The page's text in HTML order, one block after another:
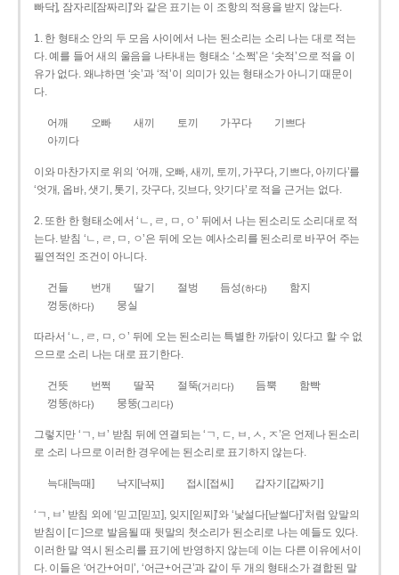
빠닥], 잠자리[잠짜리]’와 같은 표기는 이 조항의 적용을 받지 않는다.
1. 한 형태소 안의 두 모음 사이에서 나는 된소리는 소리 나는 대로 적는
다. 예를 들어 새의 울음을 나타내는 형태소 ‘소쩍’은 ‘솟적’으로 적을 이
유가 없다. 왜냐하면 ‘솟’과 ‘적’이 의미가 있는 형태소가 아니기 때문이
다.
어깨 오빠 새끼 토끼 가꾸다
기쁘다
아끼다
이와 마찬가지로 위의 ‘어깨, 오빠, 새끼, 토끼, 가꾸다, 기쁘다, 아끼다’를
‘엇개, 옵바, 샛기, 톳기, 갓구다, 깃브다, 앗기다’로 적을 근거는 없다.
2. 또한 한 형태소에서 ‘ㄴ, ㄹ, ㅁ, ㅇ’ 뒤에서 나는 된소리도 소리대로 적
는다. 받침 ‘ㄴ, ㄹ, ㅁ, ㅇ’은 뒤에 오는 예사소리를 된소리로 바꾸어 주는
필연적인 조건이 아니다.
건들 번개 딸기 절벙 듬성(하다)
함지
껑둥(하다) 뭉실
따라서 ‘ㄴ, ㄹ, ㅁ, ㅇ’ 뒤에 오는 된소리는 특별한 까닭이 있다고 할 수 없
으므로 소리 나는 대로 표기한다.
건뜻 번쩍 딸꾹 절뚝(거리다) 듬뿍
함빡
껑뚱(하다) 뭉뚱(그리다)
그렇지만 ‘ㄱ, ㅂ’ 받침 뒤에 연결되는 ‘ㄱ, ㄷ, ㅂ, ㅅ, ㅈ’은 언제나 된소리
로 소리 나므로 이러한 경우에는 된소리로 표기하지 않는다.
늑대[늑때] 낙지[낙찌] 접시[접씨] 갑자기[갑짜기]
‘ㄱ, ㅂ’ 받침 외에 ‘믿고[믿꼬], 잊지[읻찌]’와 ‘낯설다[낟썰다]’처럼 앞말의
받침이 [ㄷ]으로 발음될 때 뒷말의 첫소리가 된소리로 나는 예들도 있다.
이러한 말 역시 된소리를 표기에 반영하지 않는데 이는 다른 이유에서이
다. 이들은 ‘어간+어미’, ‘어근+어근’과 같이 두 개의 형태소가 결합된 말